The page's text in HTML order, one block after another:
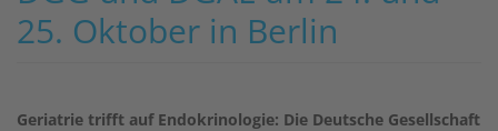
25. Oktober in Berlin
Geriatrie trifft auf Endokrinologie: Die Deutsche Gesellschaft